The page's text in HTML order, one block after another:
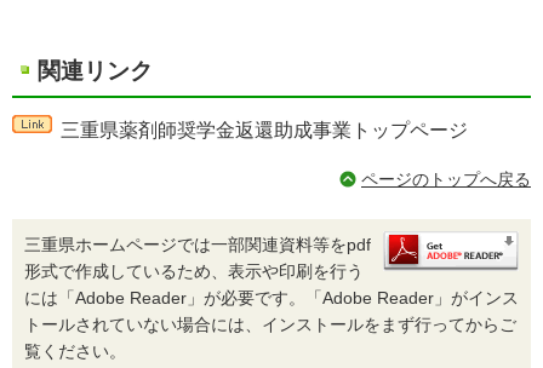
関連リンク
三重県薬剤師奨学金返還助成事業トップページ
ページのトップへ戻る
三重県ホームページでは一部関連資料等をpdf
形式で作成しているため、表示や印刷を行う
には「Adobe Reader」が必要です。「Adobe Reader」がインス
トールされていない場合には、インストールをまず行ってからご
覧ください。